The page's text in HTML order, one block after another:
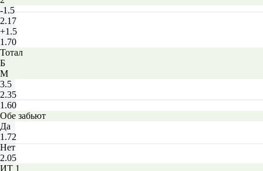
-1.5
2.17
+1.5
1.70
Тотал
Б
М
3.5
2.35
1.60
Обе забьют
Да
1.72
Нет
2.05
ИТ 1